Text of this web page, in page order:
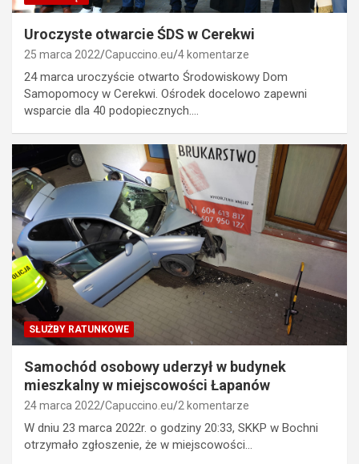
Uroczyste otwarcie ŚDS w Cerekwi
25 marca 2022 Capuccino.eu 4 komentarze
24 marca uroczyście otwarto Środowiskowy Dom
Samopomocy w Cerekwi. Ośrodek docelowo zapewni
wsparcie dla 40 podopiecznych.…
SŁUŻBY RATUNKOWE
Samochód osobowy uderzył w budynek
mieszkalny w miejscowości Łapanów
24 marca 2022 Capuccino.eu 2 komentarze
W dniu 23 marca 2022r. o godziny 20:33, SKKP w Bochni
otrzymało zgłoszenie, że w miejscowości…